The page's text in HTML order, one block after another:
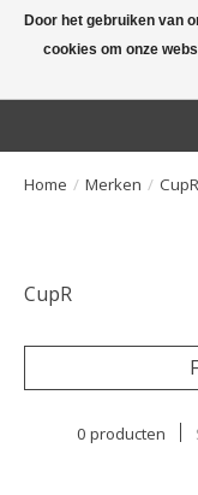
Large selection of
Home / Merken / CupR
CupR
0 producten
Door het gebruiken van
cookies om onze
← Keer terug naar de
Eventueel geplaatste